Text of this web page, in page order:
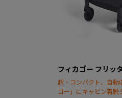
フィカゴー フリッ
超・コンパクト、自動
ゴー」にキャビン着脱